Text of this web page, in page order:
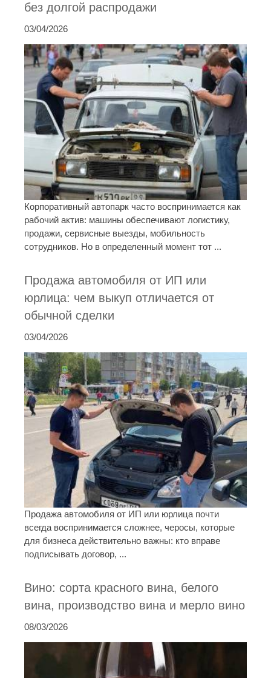
без долгой распродажи
03/04/2026
Корпоративный автопарк часто воспринимается как
рабочий актив: машины обеспечивают логистику,
продажи, сервисные выезды, мобильность
сотрудников. Но в определенный момент тот ...
Продажа автомобиля от ИП или
юрлица: чем выкуп отличается от
обычной сделки
03/04/2026
Продажа автомобиля от ИП или юрлица почти
всегда воспринимается сложнее, черосы, которые
для бизнеса действительно важны: кто вправе
подписывать договор, ...
Вино: сорта красного вина, белого
вина, производство вина и мерло вино
08/03/2026